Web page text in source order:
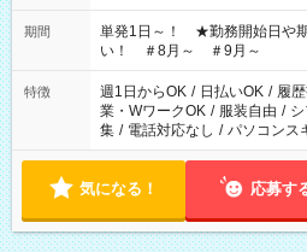
お気軽にご相談ください！
期間
単発1日～！ ★勤務開始日や
い！ ＃8月～ ＃9月～
特徴 週1日からOK / 日払いOK / 履
業・WワークOK / 服装自由 /
集 / 電話対応なし / パソコンス
気になる！ 応募す